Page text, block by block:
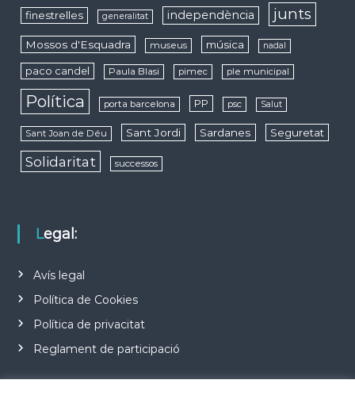
finestrelles generalitat independència junts
Mossos d'Esquadra museus música nadal
paco candel Paula Blasi pimec ple municipal
Política porta barcelona PP psc Salut
Sant Joan de Déu Sant Jordi Sardanes Seguretat
Solidaritat successos
Legal:
Avís legal
Política de Cookies
Política de privacitat
Reglament de participació